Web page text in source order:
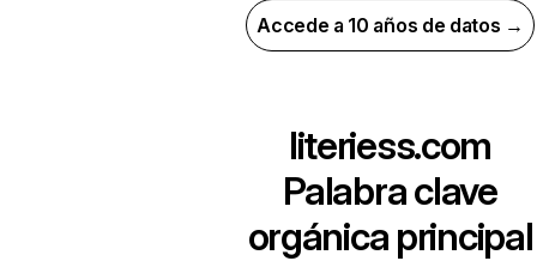
Accede a 10 años de datos →
literiess.com
Palabra clave
orgánica principal